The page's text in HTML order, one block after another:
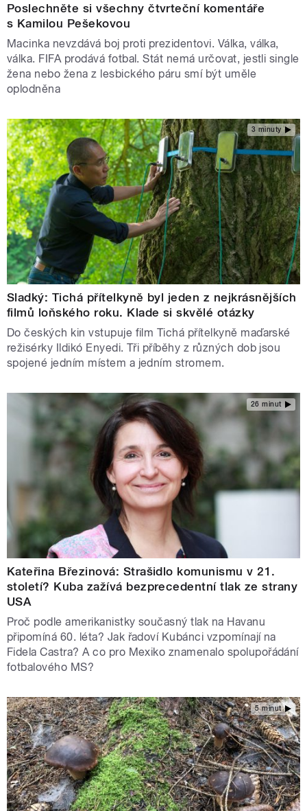
Poslechněte si všechny čtvrteční komentáře
s Kamilou Pešekovou
Macinka nevzdává boj proti prezidentovi. Válka, válka,
válka. FIFA prodává fotbal. Stát nemá určovat, jestli single
žena nebo žena z lesbického páru smí být uměle
oplodněna
3 minuty
Sladký: Tichá přítelkyně byl jeden z nejkrásnějších
filmů loňského roku. Klade si skvělé otázky
Do českých kin vstupuje film Tichá přítelkyně maďarské
režisérky Ildikó Enyedi. Tři příběhy z různých dob jsou
spojené jedním místem a jedním stromem.
26 minut
Kateřina Březinová: Strašidlo komunismu v 21.
století? Kuba zažívá bezprecedentní tlak ze strany
USA
Proč podle amerikanistky současný tlak na Havanu
připomíná 60. léta? Jak řadoví Kubánci vzpomínají na
Fidela Castra? A co pro Mexiko znamenalo spolupořádání
fotbalového MS?
5 minut